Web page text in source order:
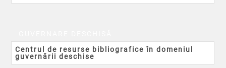
Centrul de resurse bibliografice în domeniul
guvernării deschise